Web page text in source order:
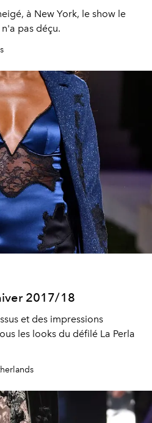
à New York, le show le
pas déçu.
2017/18
et des impressions
les looks du défilé La Perla